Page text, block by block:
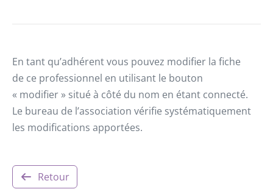
En tant qu’adhérent vous pouvez modifier la fiche
de ce professionnel en utilisant le bouton
« modifier » situé à côté du nom en étant connecté.
Le bureau de l’association vérifie systématiquement
les modifications apportées.
Retour